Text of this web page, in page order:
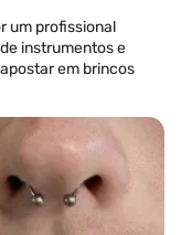
um profissional
instrumentos e
em brincos